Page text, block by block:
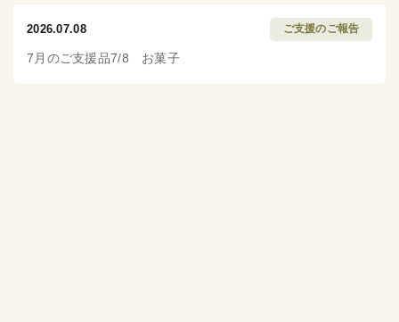
2026.07.08 ご支援のご報告
7月のご支援品7/8 お菓子